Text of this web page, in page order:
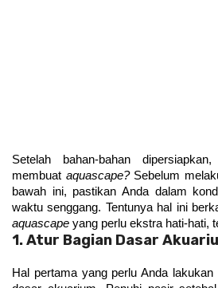
Setelah bahan-bahan
membuat aquascape? Sebelum
bawah ini, pastikan Anda dalam
aquascape yang perlu ekstra hati-hati,
1. Atur Bagian Dasar
Hal pertama yang perlu Anda lakukan